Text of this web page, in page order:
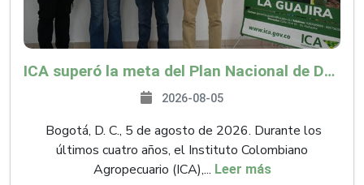
ICA superó la meta del Plan Nacional de Desarrollo y abrió 61 mercados internacionales
2026-08-05
Bogotá, D. C., 5 de agosto de 2026. Durante los
últimos cuatro años, el Instituto Colombiano
Agropecuario (ICA),... Leer más